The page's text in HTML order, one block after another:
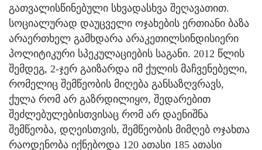
გათვალისწინებული სხვადასხვა შეღავათით.
სოციალურად დაუცველი ოჯახების ერთიანი ბაზა
არაერთხელ გამხდარა არაკეთილსინდისიერი
პოლიტიკური სპეკულაციების საგანი. 2012 წლის
შემდეგ, 2-ჯერ გაიზარდა იმ ქულის მაჩვენებელი,
რომელიც შემწეობის მიღება განსაზღვრავს,
ქულა რომ არ გაზრდილიყო, შედარებით
შეძლებულებისთვისაც რომ არ დაენიშნა
შემწეობა, დღეისთვის, შემწეობის მიმღებ ოჯახთა
რაოდენობა იქნებოდა 120 ათასი 185 ათასი